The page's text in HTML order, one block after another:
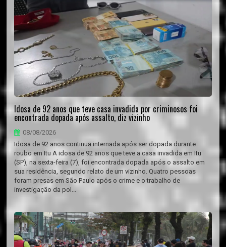
Idosa de 92 anos que teve casa invadida por criminosos foi
encontrada dopada após assalto, diz vizinho
08/08/2026
Idosa de 92 anos continua internada após ser dopada durante
roubo em Itu A idosa de 92 anos que teve a casa invadida em Itu
(SP), na sexta-feira (7), foi encontrada dopada após o assalto em
sua residência, segundo relato de um vizinho. Quatro pessoas
foram presas em São Paulo após o crime e o trabalho de
investigação da pol...